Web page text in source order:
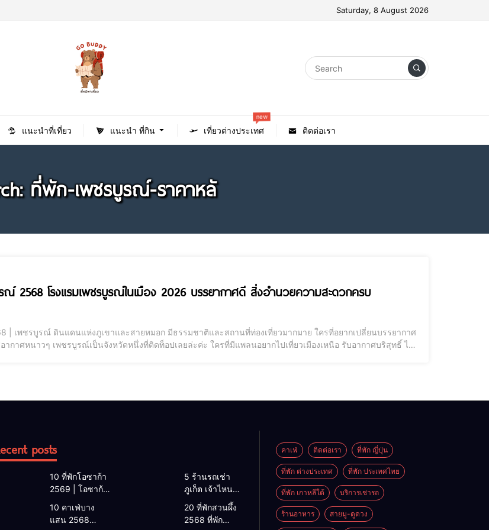
Saturday, 8 August 2026
แนะนำที่เที่ยว แนะนำ ที่กิน เที่ยวต่างประเทศ
new
ติดต่อเรา
ที่พัก-เพชรบูรณ์-ราคาหลั
2568 โรงแรมเพชรบูรณ์ในเมือง 2026 บรรยากาศดี สิ่งอำนวยความสะดวกครบ
| เพชรบูรณ์ ดินแดนแห่งภูเขาและสายหมอก มีธรรมชาติและสถานที่ท่องเที่ยวมากมาย ใครที่อยากเปลี่ยนบรรยากาศ
ากาศหนาวๆ เพชรบูรณ์เป็นจังหวัดหนึ่งที่ติดท็อปเลยล่ะค่ะ ใครที่มีแพลนอยากไปเที่ยวเมืองเหนือ รับอากาศบริสุทธิ์ ไป
posts
10 ที่พักโอซาก้า
2569 | โอซาก้า
โรงแรมโอซาก้า
ใกล้สถานีรถไฟ
5 ร้านรถเช่า
ภูเก็ต เจ้าไหนดี
2026 | แนะนำ
เช่ารถภูเก็ต
2568 รับรถ
10 คาเฟ่บาง
แสน 2568
20 ที่พักสวนผึ้ง
2568 ที่พัก
คาเฟ่ ติดต่อเรา ที่พัก ญี่ปุ่น
ที่พัก ต่างประเทศ ที่พัก ประเทศไทย
ที่พัก เกาหลีใต้ บริการเช่ารถ
ร้านอาหาร สายมู-ดูดวง